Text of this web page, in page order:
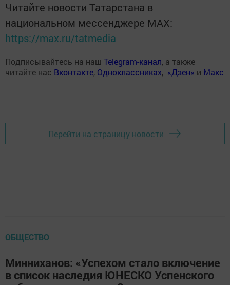
Читайте новости Татарстана в
национальном мессенджере MАХ:
https://max.ru/tatmedia
Подписывайтесь на наш Telegram-канал, а также
читайте нас Вконтакте, Одноклассниках, «Дзен» и Макс
Перейти на страницу новости
ОБЩЕСТВО
Минниханов: «Успехом стало включение
в список наследия ЮНЕСКО Успенского